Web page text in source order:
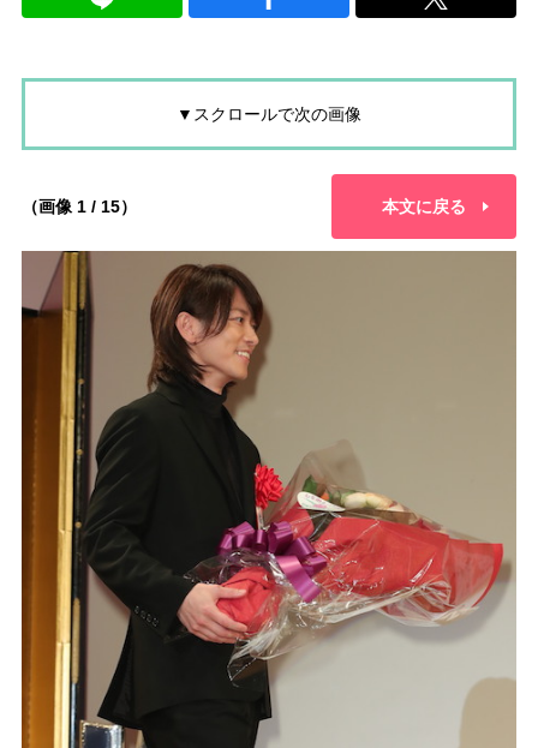
▼スクロールで次の画像
（画像 1 / 15） 本文に戻る